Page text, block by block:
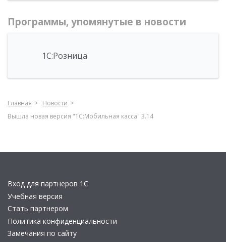
Программы, упомянутые в новости
1С:Розница
Главная
Новости
Вышла новая версия "1С:Мобильная касса" 3.14
Вход для партнеров 1С
Учебная версия
Стать партнером
Политика конфиденциальности
Замечания по сайту